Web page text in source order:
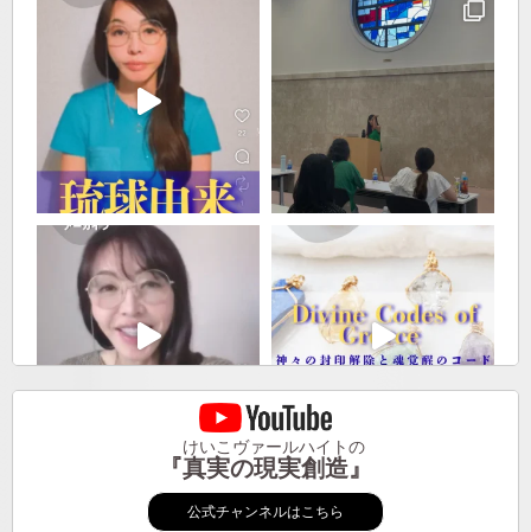
けいこヴァールハイトの
『真実の現実創造』
公式チャンネルはこちら